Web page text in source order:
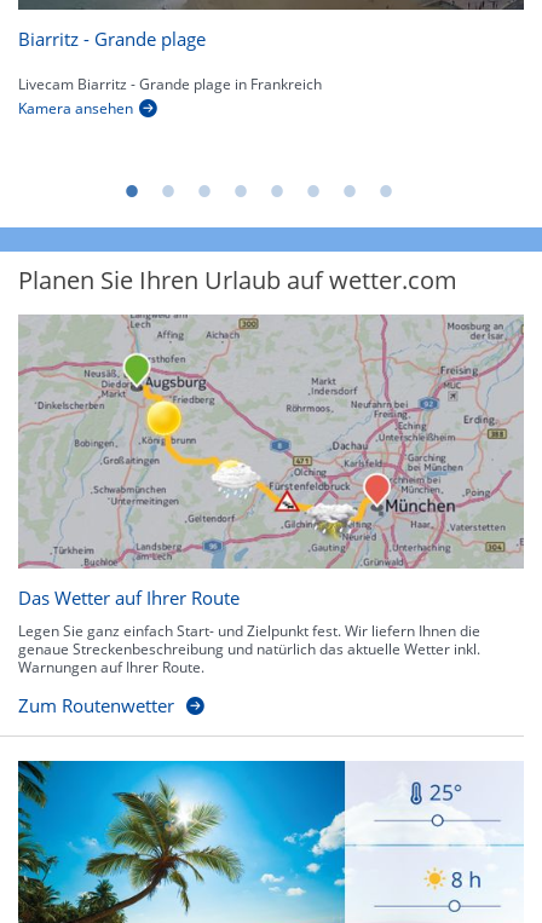
Biarritz - Grande plage
Livecam Biarritz - Grande plage in Frankreich
Kamera ansehen
Planen Sie Ihren Urlaub auf wetter.com
Das Wetter auf Ihrer Route
Legen Sie ganz einfach Start- und Zielpunkt fest. Wir liefern Ihnen die
genaue Streckenbeschreibung und natürlich das aktuelle Wetter inkl.
Warnungen auf Ihrer Route.
Zum Routenwetter